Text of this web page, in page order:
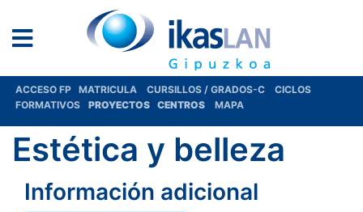
ACCESO FP MATRICULA CURSILLOS / GRADOS-C
CICLOS
FORMATIVOS
PROYECTOS CENTROS MAPA
Estética y belleza
Información adicional